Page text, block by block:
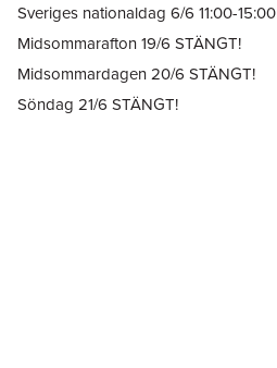
Sveriges nationaldag 6/6 11:00-15:00
Midsommarafton 19/6 STÄNGT!
Midsommardagen 20/6 STÄNGT!
Söndag 21/6 STÄNGT!